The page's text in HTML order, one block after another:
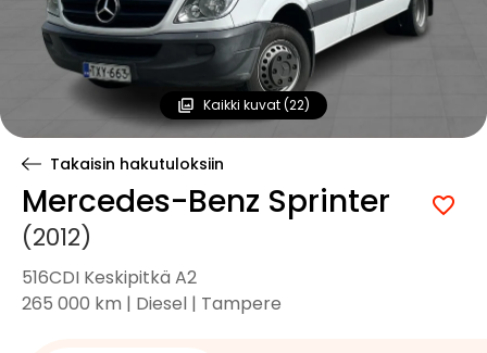
Kaikki kuvat (22)
Takaisin hakutuloksiin
Mercedes-Benz Sprinter
(2012)
516CDI Keskipitkä A2
265 000 km | Diesel | Tampere